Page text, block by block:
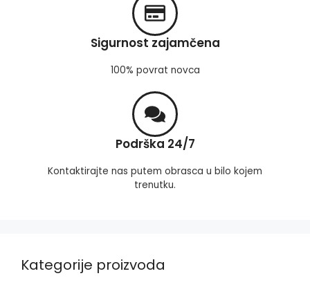
Sigurnost zajamčena
100% povrat novca
Podrška 24/7
Kontaktirajte nas putem obrasca u bilo kojem
trenutku.
Kategorije proizvoda